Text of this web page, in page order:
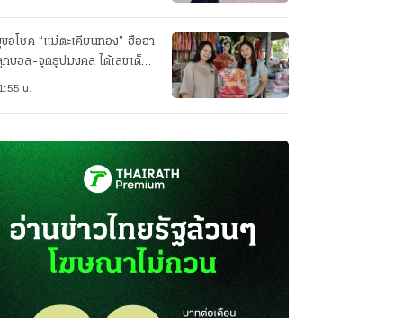
อโชค “แม่ตะเคียนทอง” ฮือฮา
กบอล-จุดธูปมงคล ได้เลขเด็ด
เป๊ะ
น.